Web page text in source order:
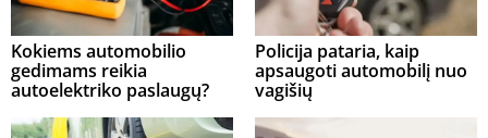
Kokiems automobilio
gedimams reikia
autoelektriko paslaugų?
Policija pataria, kaip
apsaugoti automobilį nuo
vagišių